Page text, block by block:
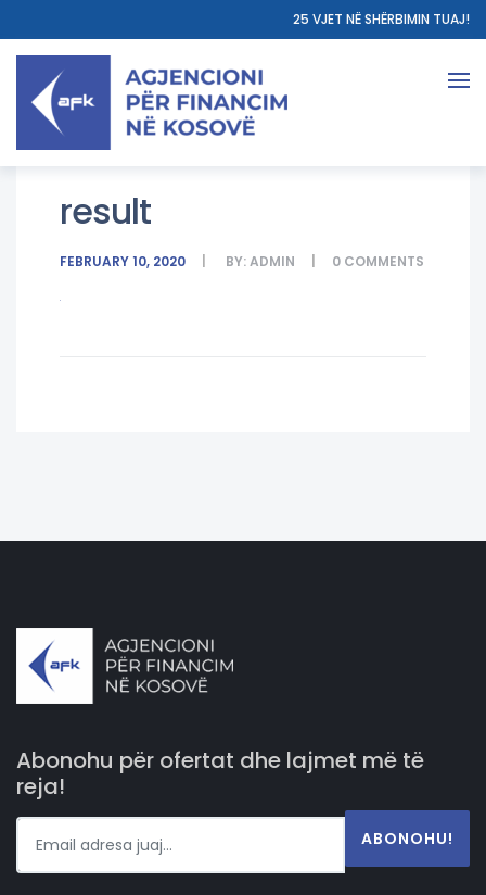
25 VJET NË SHËRBIMIN TUAJ!
result
FEBRUARY 10, 2020 BY:ADMIN 0 COMMENTS
Abonohu për ofertat dhe lajmet më të
reja!
ABONOHU!